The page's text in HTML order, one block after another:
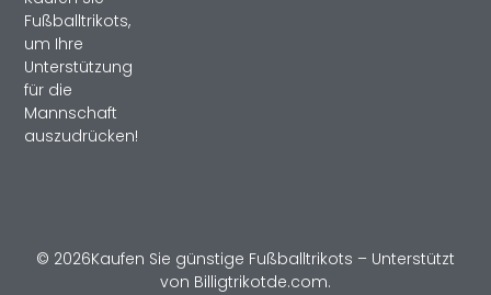
Fußballtrikots,
um Ihre
Unterstützung
für die
Mannschaft
auszudrücken!
© 2026Kaufen Sie günstige Fußballtrikots – Unterstützt
von Billigtrikotde.com.